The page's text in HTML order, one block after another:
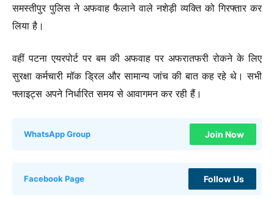
समस्तीपुर पुलिस ने अफवाह फैलाने वाले नशेड़ी व्यक्ति को गिरफ्तार कर
लिया है।
वहीं पटना एयरपोर्ट पर बम की अफवाह पर अफरातफरी रोकने के लिए
सुरक्षा कर्मचारी मॉक ड्रिल और सामान्य जांच की बात कह रहे थे। सभी
फ्लाइट्स अपने निर्धारित समय से आवागमन कर रही हैं।
WhatsApp Group Join Now
Facebook Page Follow Us